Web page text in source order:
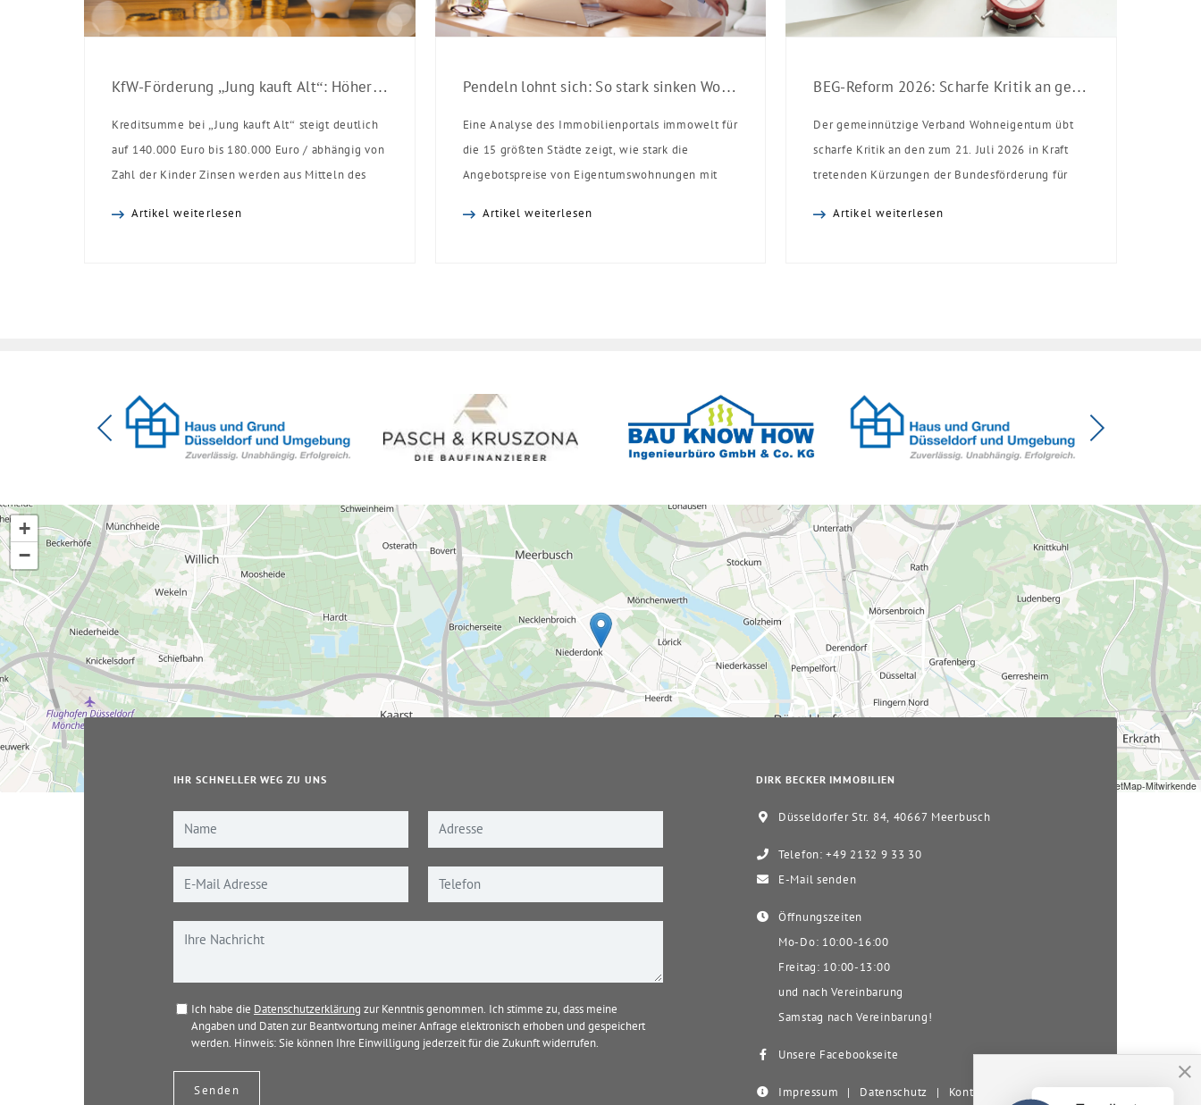
KfW-Förderung „Jung kauft Alt“: Höhere Kredite ab August 2026
Kreditsumme bei „Jung kauft Alt“ steigt deutlich
auf 140.000 Euro bis 180.000 Euro / abhängig von
Zahl der Kinder Zinsen werden aus Mitteln des
Artikel weiterlesen
Pendeln lohnt sich: So stark sinken Wohnungspreise im Umland
Eine Analyse des Immobilienportals immowelt für
die 15 größten Städte zeigt, wie stark die
Angebotspreise von Eigentumswohnungen mit
Artikel weiterlesen
BEG-Reform 2026: Scharfe Kritik an gekürzten Sanierungsförderungen
Der gemeinnützige Verband Wohneigentum übt
scharfe Kritik an den zum 21. Juli 2026 in Kraft
tretenden Kürzungen der Bundesförderung für
Artikel weiterlesen
+
−
© OpenStreetMap-Mitwirkende
IHR SCHNELLER WEG ZU UNS
Ich habe die Datenschutzerklärung zur Kenntnis genommen. Ich stimme zu, dass meine
Angaben und Daten zur Beantwortung meiner Anfrage elektronisch erhoben und gespeichert
werden. Hinweis: Sie können Ihre Einwilligung jederzeit für die Zukunft widerrufen.
DIRK BECKER IMMOBILIEN
Düsseldorfer Str. 84, 40667 Meerbusch
Telefon: +49 2132 9 33 30
E-Mail senden
Öffnungszeiten
Mo-Do: 10:00-16:00
Freitag: 10:00-13:00
und nach Vereinbarung
Samstag nach Vereinbarung!
Unsere Facebookseite
Impressum | Datenschutz | Kontakt